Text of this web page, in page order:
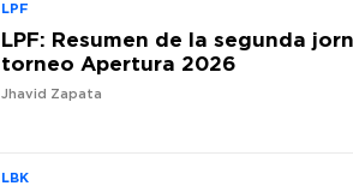
LPF
LPF: Resumen de la segunda
torneo Apertura 2026
Jhavid Zapata
LBK